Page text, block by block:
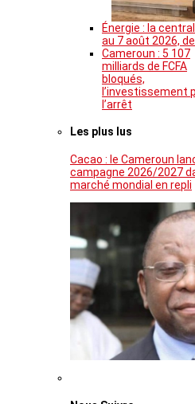
Énergie : la
au 7 août 2026,
Cameroun : 5 107
milliards de FCFA
bloqués,
l’investissement
l’arrêt
Les plus lus
Cacao : le Cameroun
campagne 2026/2027
marché mondial en repli